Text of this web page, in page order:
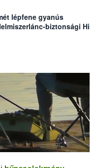
lépfene gyanús
biztonsági
Békés megyei, legelőn
az elmúlt években
köszönhetően
érdekében
és a megelőzést